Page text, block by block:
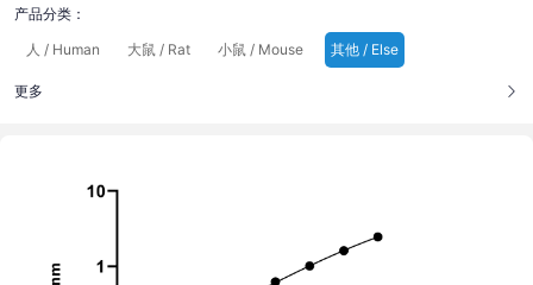
产品分类：
人 / Human
大鼠 / Rat 小鼠 / Mouse 其他 / Else
更多